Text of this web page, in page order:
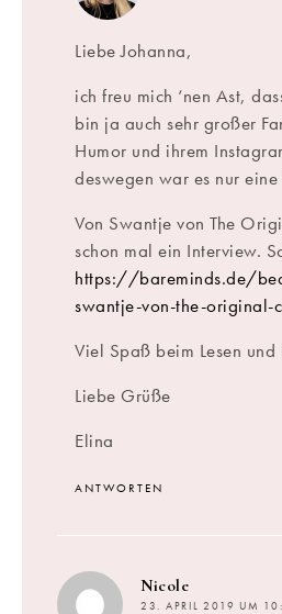
Liebe Johanna,
ich freu mich ‘nen Ast,
bin ja auch sehr großer
Humor und ihrem
deswegen war es nur
Von Swantje von The
schon mal ein Interview.
https://bareminds.de/
swantje-von-the-
Viel Spaß beim Lesen
Liebe Grüße
Elina
ANTWORTEN
Nicole
23. APRIL 2019 UM